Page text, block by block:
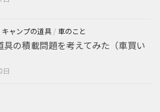
キャンプの道具 / 車のこと
具の積載問題を考えてみた（車買い
日